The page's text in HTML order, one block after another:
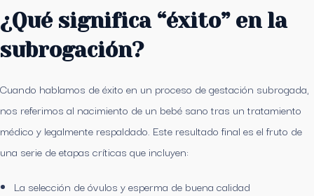
¿Qué significa “éxito” en la
subrogación?
Cuando hablamos de éxito en un proceso de gestación subrogada,
nos referimos al nacimiento de un bebé sano tras un tratamiento
médico y legalmente respaldado. Este resultado final es el fruto de
una serie de etapas críticas que incluyen:
La selección de óvulos y esperma de buena calidad